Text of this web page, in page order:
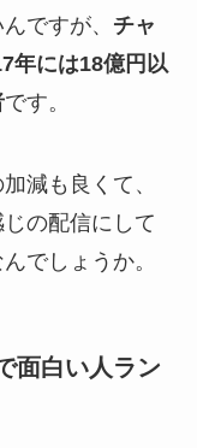
ですが、 チャ
年には18億円以
です。
減も良くて、
の配信にして
でしょうか。
面白い人ラン